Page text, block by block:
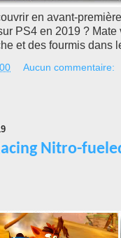
en avant-
PS4 en 2019 ? Mate
et des fourmis dans
Aucun commentaire:
Nitro-